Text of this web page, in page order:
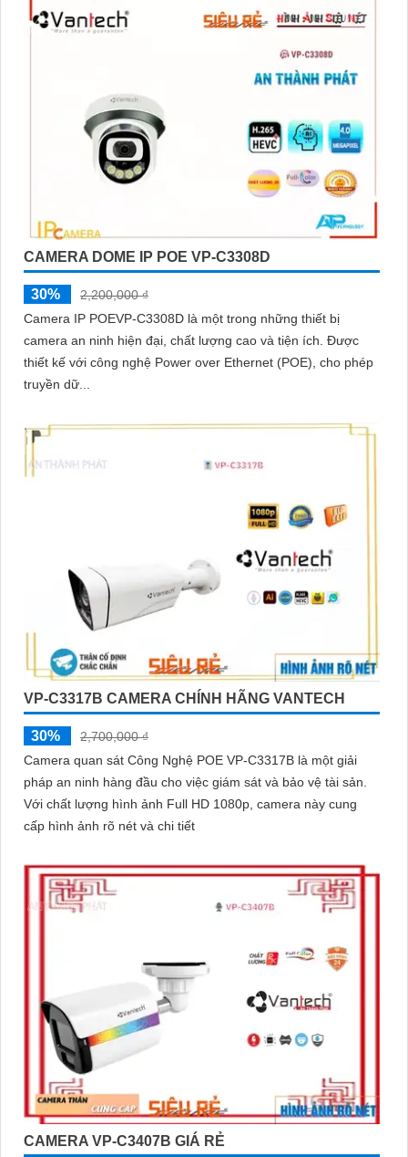
CAMERA DOME IP POE VP-C3308D
30%
2,200,000 ₫
Camera IP POEVP-C3308D là một trong những thiết bị
camera an ninh hiện đại, chất lượng cao và tiện ích. Được
thiết kế với công nghệ Power over Ethernet (POE), cho phép
truyền dữ...
VP-C3317B CAMERA CHÍNH HÃNG VANTECH
30%
2,700,000 ₫
Camera quan sát Công Nghệ POE VP-C3317B là một giải
pháp an ninh hàng đầu cho việc giám sát và bảo vệ tài sản.
Với chất lượng hình ảnh Full HD 1080p, camera này cung
cấp hình ảnh rõ nét và chi tiết
CAMERA VP-C3407B GIÁ RẺ